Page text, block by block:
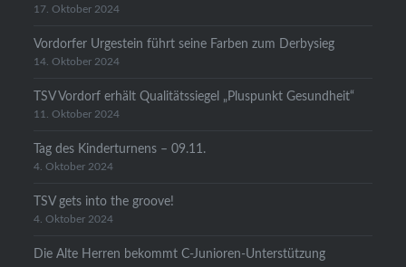
17. Oktober 2024
Vordorfer Urgestein führt seine Farben zum Derbysieg
14. Oktober 2024
TSV Vordorf erhält Qualitätssiegel „Pluspunkt Gesundheit“
11. Oktober 2024
Tag des Kinderturnens – 09.11.
4. Oktober 2024
TSV gets into the groove!
4. Oktober 2024
Die Alte Herren bekommt C-Junioren-Unterstützung